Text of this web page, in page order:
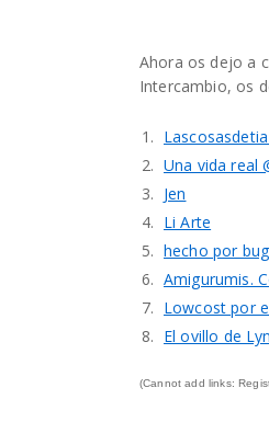
Ahora os dejo a
Intercambio, os
1.
2. Una vida real
3. Jen
4. Li Arte
5. hecho por
6. Amigurumis.
7. Lowcost por
8. El ovillo de
(Cannot add links: